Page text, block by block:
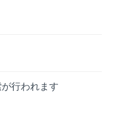
行われます